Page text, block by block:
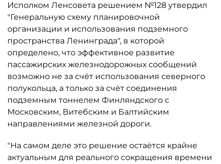
Исполком Ленсовета решением №128 утвердил
"Генеральную схему планировочной
организации и использования подземного
пространства Ленинграда", в которой
определено, что эффективное развитие
пассажирских железнодорожных сообщений
возможно не за счёт использования северного
полукольца, а только за счёт соединения
подземным тоннелем Финляндского с
Московским, Витебским и Балтийским
направлениями железной дороги.
"На самом деле это решение остаётся крайне
актуальным для реального сокращения времени